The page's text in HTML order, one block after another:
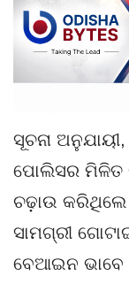
ସୂଚନା
ପୋଲିସର ମିଳିତ
ଚଢ଼ାଉ
ସାମଗ୍ରୀ
ବେଆଇନ ଭାବେ